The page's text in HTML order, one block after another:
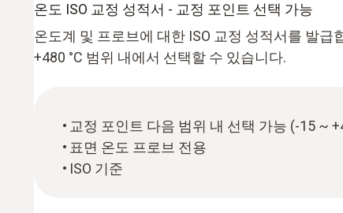
온도 ISO 교정 성적서 - 교정 포인트 선택 가능
온도계 및 프로브에 대한 ISO 교정 성적서를 발급
+480 °C 범위 내에서 선택할 수 있습니다.
교정 포인트 다음 범위 내 선택 가능 (-15 ~
표면 온도 프로브 전용
ISO 기준